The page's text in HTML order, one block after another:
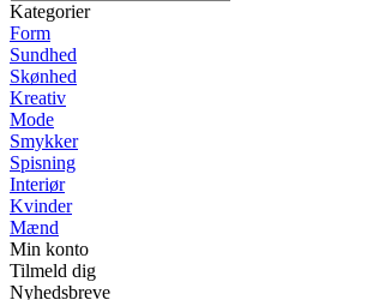
Kategorier
Form
Sundhed
Skønhed
Kreativ
Mode
Smykker
Spisning
Interiør
Kvinder
Mænd
Min konto
Tilmeld dig
Nyhedsbreve